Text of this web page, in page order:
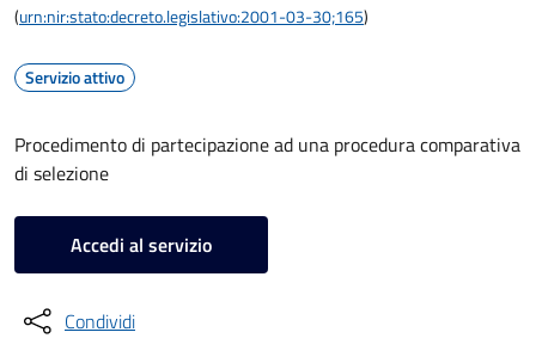
(urn:nir:stato:decreto.legislativo:2001-03-30;165)
Servizio attivo
Procedimento di partecipazione ad una procedura comparativa
di selezione
Accedi al servizio
Condividi